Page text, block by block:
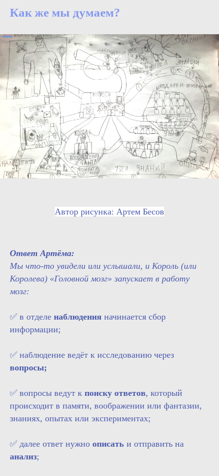
Как же мы думаем?
Автор рисунка: Артем Бесов
Ответ Артёма:
Мы что-то увидели или услышали, и Король (или
Королева) «Головной мозг» запускает в работу
мозг:
✅ в отделе наблюдения начинается сбор
информации;
✅ наблюдение ведёт к исследованию через
вопросы;
✅ вопросы ведут к поиску ответов, который
происходит в памяти, воображении или фантазии,
знаниях, опытах или экспериментах;
✅ далее ответ нужно описать и отправить на
анализ;